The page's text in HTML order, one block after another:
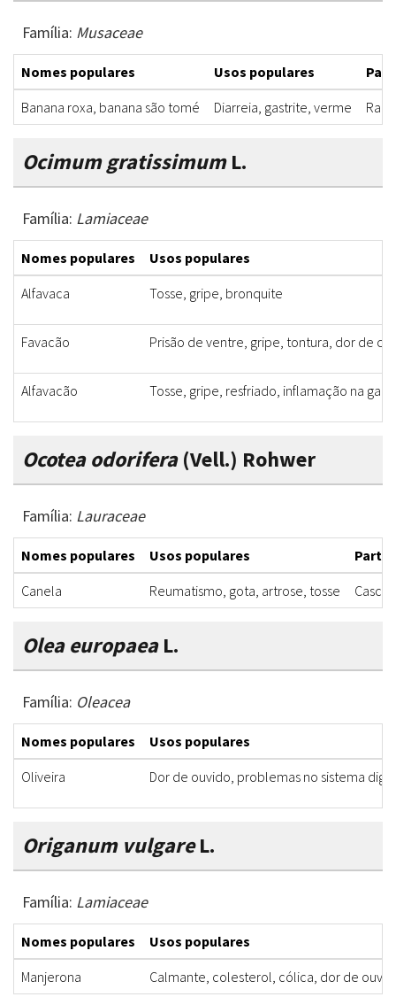
Família: Musaceae
Nomes populares Usos populares
Banana roxa, banana são tomé
Diarreia, gastrite, verme
Ocimum gratissimumL.
Família: Lamiaceae
Nomes populares
Usos populares
Alfavaca
Tosse, gripe, bronquite
Favacão Prisão de ventre, gripe, tontura, dor de
Alfavacão Tosse, gripe, resfriado, inflamação na
Ocotea odorifera(Vell.) Rohwer
Família: Lauraceae
Nomes populares Usos populares
Canela
Reumatismo, gota, artrose, tosse
Olea europaeaL.
Família: Oleacea
Nomes populares
Usos populares
Oliveira
Dor de ouvido, problemas no sistema
Origanum vulgareL.
Família: Lamiaceae
Nomes populares
Usos populares
Manjerona
Calmante, colesterol, cólica, dor de